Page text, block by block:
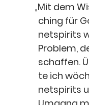
„Mit dem
ching für
netspirits
Pro­blem,
schaf­fen.
te ich
netspirits